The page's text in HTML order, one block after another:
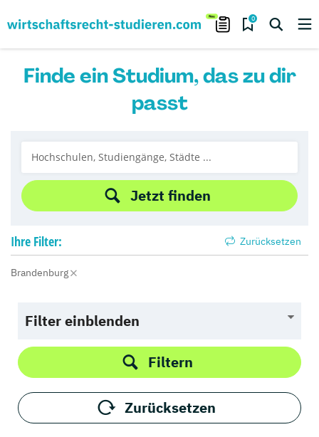
0
Finde ein Studium, das zu dir
passt
Jetzt finden
Ihre Filter: Zurücksetzen
Brandenburg
Filter einblenden
Filtern
Zurücksetzen